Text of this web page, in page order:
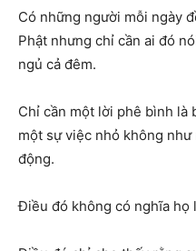
Có những người mỗi ngày
Phật nhưng chỉ cần ai đó
ngủ cả đêm.
Chỉ cần một lời phê bình là
một sự việc nhỏ không
động.
Điều đó không có nghĩa họ